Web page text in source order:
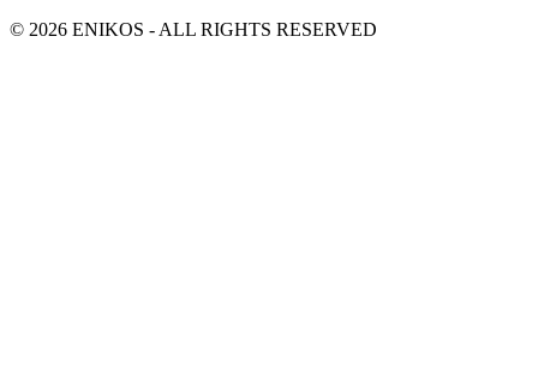
© 2026 ENIKOS - ALL RIGHTS RESERVED